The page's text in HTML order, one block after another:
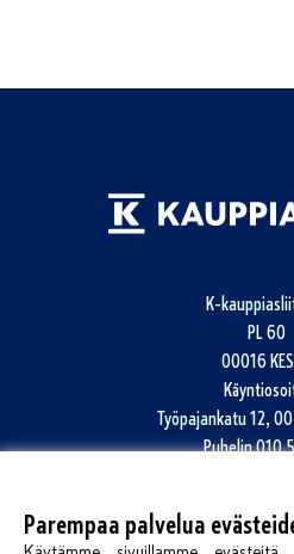
K-
PL 60
00016
Työpajankatu 12,
Puhelin010
Katso kaikki
Parempaa palvelua